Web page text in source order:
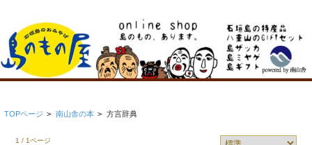
TOPページ > 南山舎の本 > 方言辞典
1 / 1ページ